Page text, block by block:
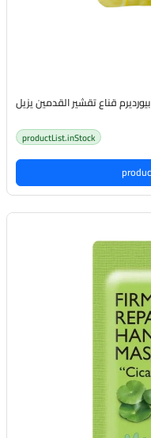
PUREDERM Shiny & Soft Foot Peeling Mask بيورديرم قناع تقشير القدمين يزيل
productList.inStock